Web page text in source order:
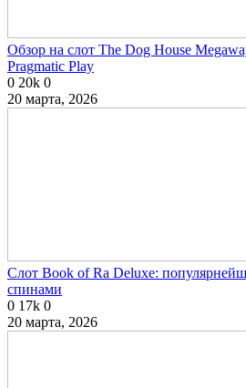
Обзор на слот The Dog House
Pragmatic Play
0 20k 0
20 марта, 2026
Слот Book of Ra Deluxe:
спинами
0 17k 0
20 марта, 2026